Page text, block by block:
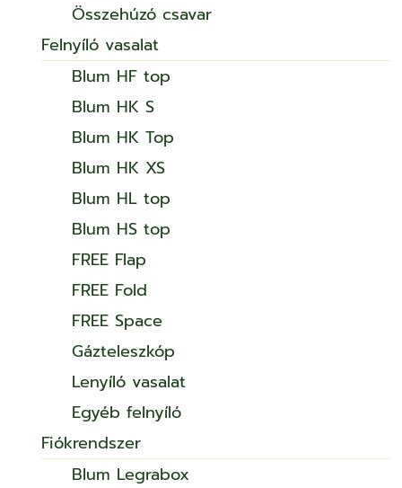
Összehúzó csavar
Felnyíló vasalat
Blum HF top
Blum HK S
Blum HK Top
Blum HK XS
Blum HL top
Blum HS top
FREE Flap
FREE Fold
FREE Space
Gázteleszkóp
Lenyíló vasalat
Egyéb felnyíló
Fiókrendszer
Blum Legrabox